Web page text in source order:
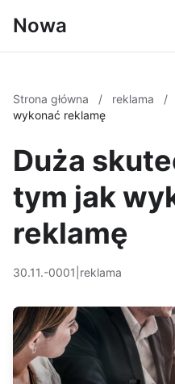
Nowa
Strona główna / reklama /
wykonać reklamę
Duża
tym jak
reklamę
30.11.-0001 reklama